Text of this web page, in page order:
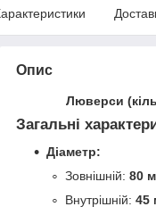
Опис
Люверси
Загальні
Діаметр:
Зовнішній: 80
Внутрішній: 45